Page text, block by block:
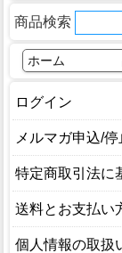
商品検索
ホーム
ログイン
メルマガ申込/停
特定商取引法に
送料とお支払い
個人情報の取扱